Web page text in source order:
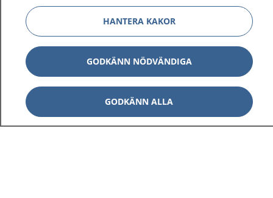
1177 på flera språk Visa
Visa
Kontakt Visa
HANTERA KAKOR
GODKÄNN NÖDVÄNDIGA
GODKÄNN ALLA